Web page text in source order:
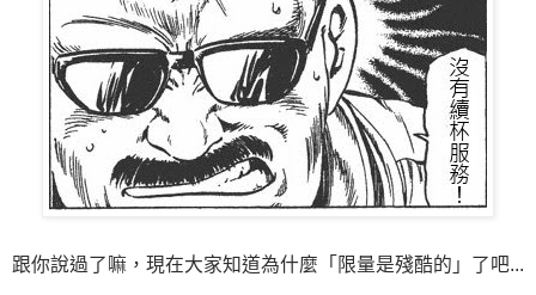
跟你說過了嘛，現在大家知道為什麼「限量是殘酷的」了吧...